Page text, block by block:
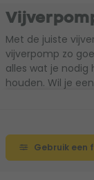
Met de juiste
vijverpomp zo
alles wat je
houden. Wil je
geniet je langer
Gebruik een